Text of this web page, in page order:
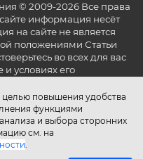
целью повышения удобства
функциями
и выбора сторонних
см. на
.
© 2009-2026 Все права
информация несёт
на сайте не является
положениями Статьи
во всех для вас
и условиях его